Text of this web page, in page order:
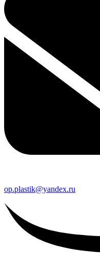
op.plastik@yandex.ru